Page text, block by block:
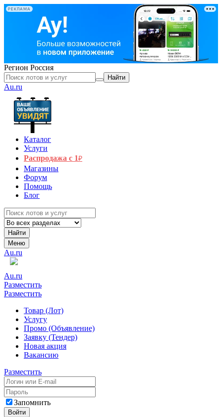
РЕКЛАМА
Регион Россия
Найти
Au.ru
Каталог
Услуги
Распродажа с 1₽
Магазины
Форум
Помощь
Блог
Найти
Меню
Au.ru
Au.ru
Разместить
Разместить
Товар (Лот)
Услугу
Промо (Объявление)
Заявку (Тендер)
Новая акция
Вакансию
Разместить
Запомнить
Войти